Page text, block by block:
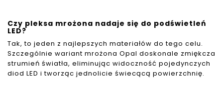
Czy pleksa mrożona nadaje się do podświetleń
LED?
Tak, to jeden z najlepszych materiałów do tego celu.
Szczególnie wariant mrożona Opal doskonale zmiękcza
strumień światła, eliminując widoczność pojedynczych
diod LED i tworząc jednolicie świecącą powierzchnię.